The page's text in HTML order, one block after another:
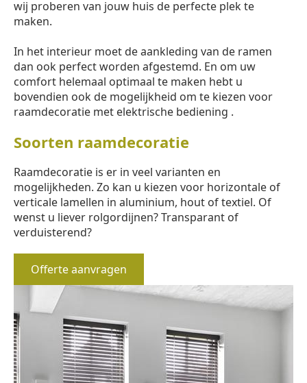
wij proberen van jouw huis de perfecte plek te
maken.
In het interieur moet de aankleding van de ramen
dan ook perfect worden afgestemd. En om uw
comfort helemaal optimaal te maken hebt u
bovendien ook de mogelijkheid om te kiezen voor
raamdecoratie met elektrische bediening .
Soorten raamdecoratie
Raamdecoratie is er in veel varianten en
mogelijkheden. Zo kan u kiezen voor horizontale of
verticale lamellen in aluminium, hout of textiel. Of
wenst u liever rolgordijnen? Transparant of
verduisterend?
Offerte aanvragen